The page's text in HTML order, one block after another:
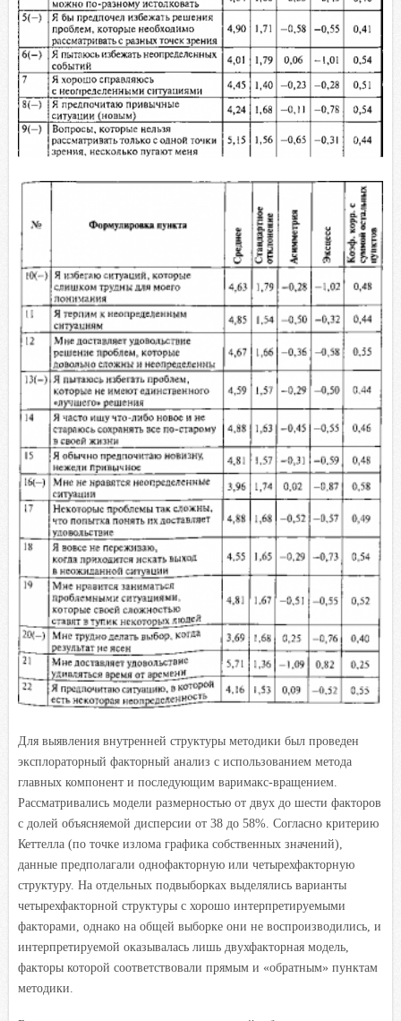
Для выявления внутренней структуры методики был проведен
эксплораторный факторный анализ с использованием метода
главных компонент и последующим варимакс-вращением.
Рассматривались модели размерностью от двух до шести факторов
с долей объясняемой дисперсии от 38 до 58%. Согласно критерию
Кеттелла (по точке излома графика собственных значений),
данные предполагали однофакторную или четырехфакторную
структуру. На отдельных подвыборках выделялись варианты
четырехфакторной структуры с хорошо интерпретируемыми
факторами, однако на общей выборке они не воспроизводились, и
интерпретируемой оказывалась лишь двухфакторная модель,
факторы которой соответствовали прямым и «обратным» пунктам
методики.